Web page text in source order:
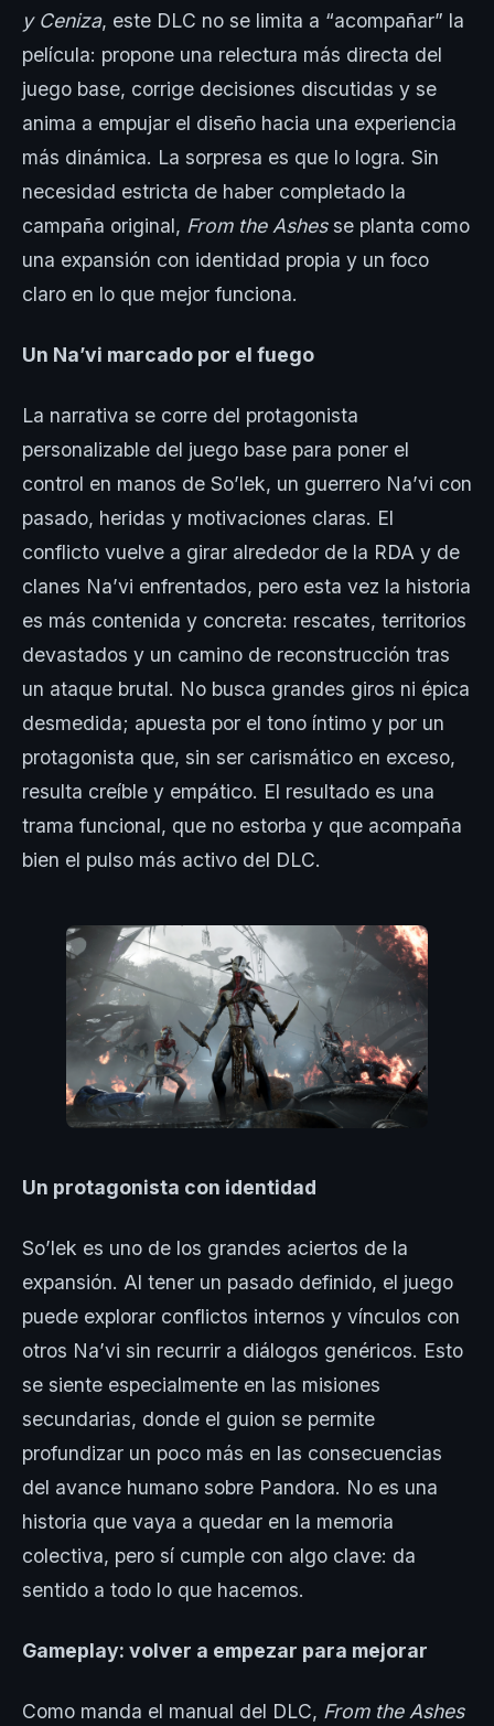
y Ceniza, este DLC no se limita a “acompañar” la
película: propone una relectura más directa del
juego base, corrige decisiones discutidas y se
anima a empujar el diseño hacia una experiencia
más dinámica. La sorpresa es que lo logra. Sin
necesidad estricta de haber completado la
campaña original, From the Ashesse planta como
una expansión con identidad propia y un foco
claro en lo que mejor funciona.
Un Na’vi marcado por el fuego
La narrativa se corre del protagonista
personalizable del juego base para poner el
control en manos de So’lek, un guerrero Na’vi con
pasado, heridas y motivaciones claras. El
conflicto vuelve a girar alrededor de la RDA y de
clanes Na’vi enfrentados, pero esta vez la historia
es más contenida y concreta: rescates, territorios
devastados y un camino de reconstrucción tras
un ataque brutal. No busca grandes giros ni épica
desmedida; apuesta por el tono íntimo y por un
protagonista que, sin ser carismático en exceso,
resulta creíble y empático. El resultado es una
trama funcional, que no estorba y que acompaña
bien el pulso más activo del DLC.
Un protagonista con identidad
So’lek es uno de los grandes aciertos de la
expansión. Al tener un pasado definido, el juego
puede explorar conflictos internos y vínculos con
otros Na’vi sin recurrir a diálogos genéricos. Esto
se siente especialmente en las misiones
secundarias, donde el guion se permite
profundizar un poco más en las consecuencias
del avance humano sobre Pandora. No es una
historia que vaya a quedar en la memoria
colectiva, pero sí cumple con algo clave: da
sentido a todo lo que hacemos.
Gameplay: volver a empezar para mejorar
Como manda el manual del DLC, From the Ashes